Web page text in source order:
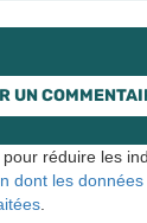
réduire les
dont les